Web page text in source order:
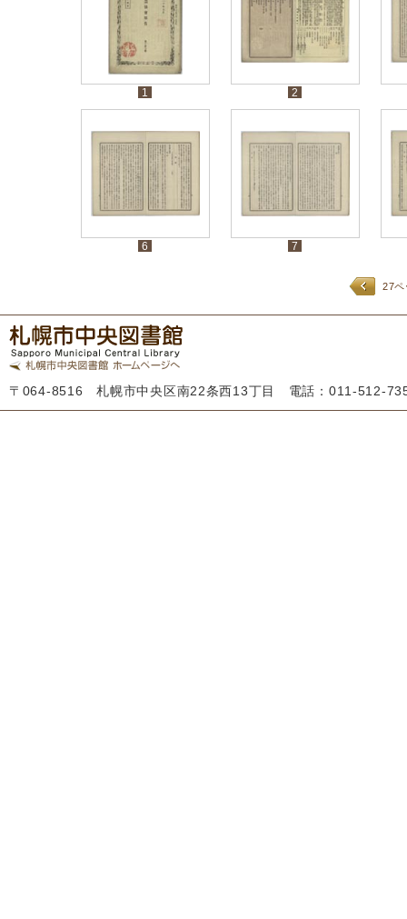
1 2
6 7
27ペ
〒064-8516 札幌市中央区南22条西13丁目 電話：011-512-